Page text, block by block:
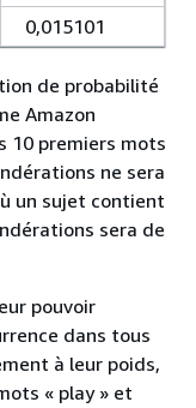
0,015101
de probabilité
Amazon
10 premiers mots
ne sera
un sujet contient
sera de
pouvoir
dans tous
à leur poids,
« play » et